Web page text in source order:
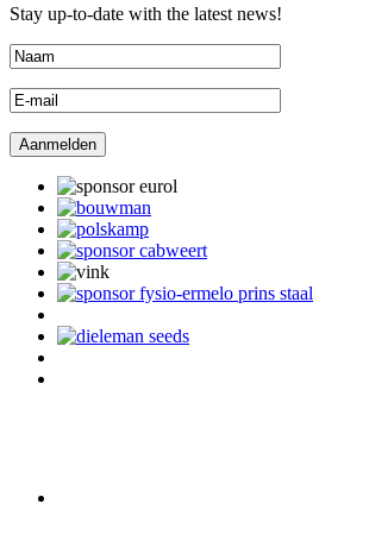
Stay up-to-date with the latest news!